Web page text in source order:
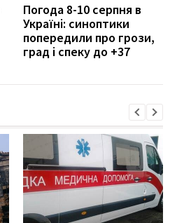
Погода 8-10 серпня в
Україні: синоптики
попередили про грози,
град і спеку до +37